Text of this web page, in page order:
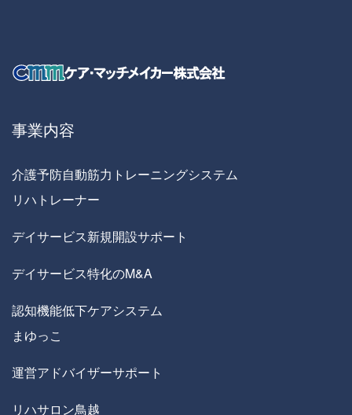
事業内容
介護予防自動筋力トレーニングシステム
リハトレーナー
デイサービス新規開設サポート
デイサービス特化のM&A
認知機能低下ケアシステム
まゆっこ
運営アドバイザーサポート
リハサロン鳥越